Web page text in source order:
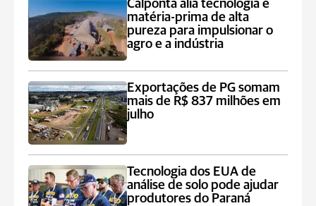
Calponta alia tecnologia e
matéria-prima de alta
pureza para impulsionar o
agro e a indústria
Exportações de PG somam
mais de R$ 837 milhões em
julho
Tecnologia dos EUA de
análise de solo pode ajudar
produtores do Paraná